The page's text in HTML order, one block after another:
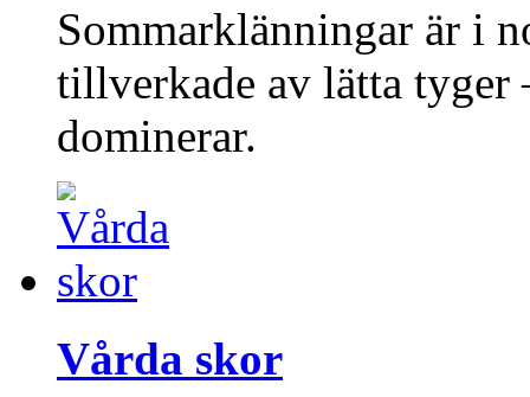
Sommarklänningar är i
tillverkade av lätta tyger
dominerar.
Vårda skor